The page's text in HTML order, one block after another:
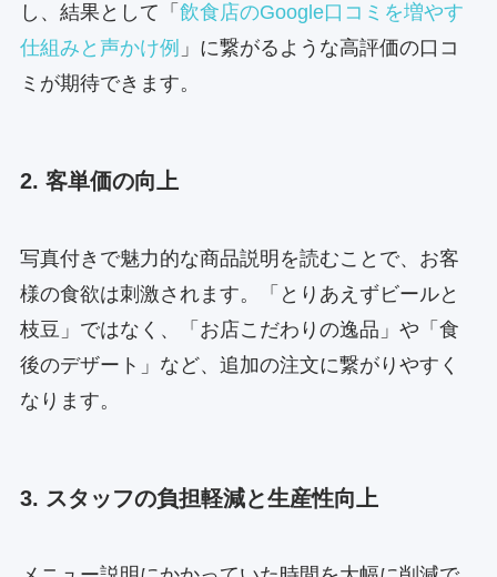
し、結果として「 飲食店のGoogle口コミを増やす
仕組みと声かけ例 」に繋がるような高評価の口コ
ミが期待できます。
2. 客単価の向上
写真付きで魅力的な商品説明を読むことで、お客
様の食欲は刺激されます。「とりあえずビールと
枝豆」ではなく、「お店こだわりの逸品」や「食
後のデザート」など、追加の注文に繋がりやすく
なります。
3. スタッフの負担軽減と生産性向上